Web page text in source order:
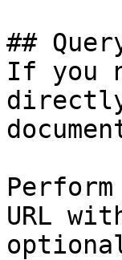
##
If you
URL